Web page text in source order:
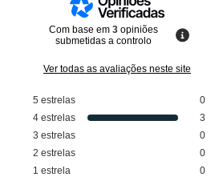
Com base em 3 opiniões
submetidas a controlo
Ver todas as avaliações neste site
5 estrelas
0
4 estrelas
3
3 estrelas
0
2 estrelas
0
1 estrela 0